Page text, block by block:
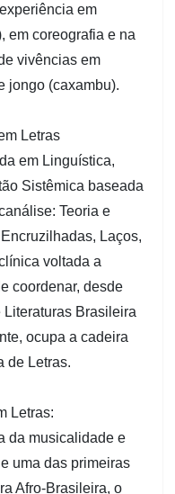
em
em coreografia e na
vivências em
jongo (caxambu).
Letras
em Linguística,
Sistêmica baseada
Teoria e
Laços,
voltada a
coordenar, desde
Brasileira
ocupa a cadeira
de Letras.
Letras:
da musicalidade e
uma das primeiras
Afro-Brasileira, o